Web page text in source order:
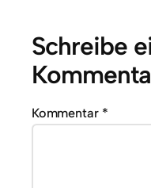
Schreibe
Kommentar *